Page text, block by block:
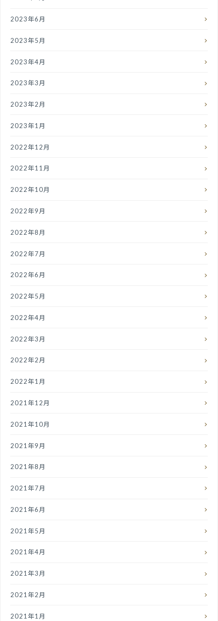
2023年6月
2023年5月
2023年4月
2023年3月
2023年2月
2023年1月
2022年12月
2022年11月
2022年10月
2022年9月
2022年8月
2022年7月
2022年6月
2022年5月
2022年4月
2022年3月
2022年2月
2022年1月
2021年12月
2021年10月
2021年9月
2021年8月
2021年7月
2021年6月
2021年5月
2021年4月
2021年3月
2021年2月
2021年1月